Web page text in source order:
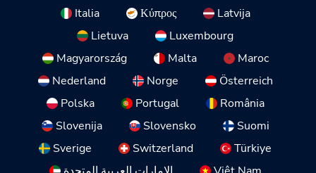
Italia
Κύπρος
Latvija
Lietuva
Luxembourg
Magyarország
Malta
Maroc
Nederland
Norge
Österreich
Polska
Portugal
România
Slovenija
Slovensko
Suomi
Sverige
Switzerland
Türkiye